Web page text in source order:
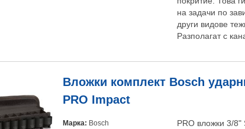
на задачи по
други видове
Разполагат с
Вложки комплект Bosch
PRO Impact
Марка: Bosch
PRO вложки 3/